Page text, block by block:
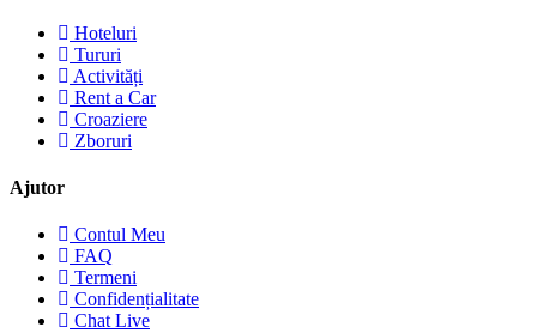
Hoteluri
Tururi
Activități
Rent a Car
Croaziere
Zboruri
Ajutor
Contul Meu
FAQ
Termeni
Confidențialitate
Chat Live